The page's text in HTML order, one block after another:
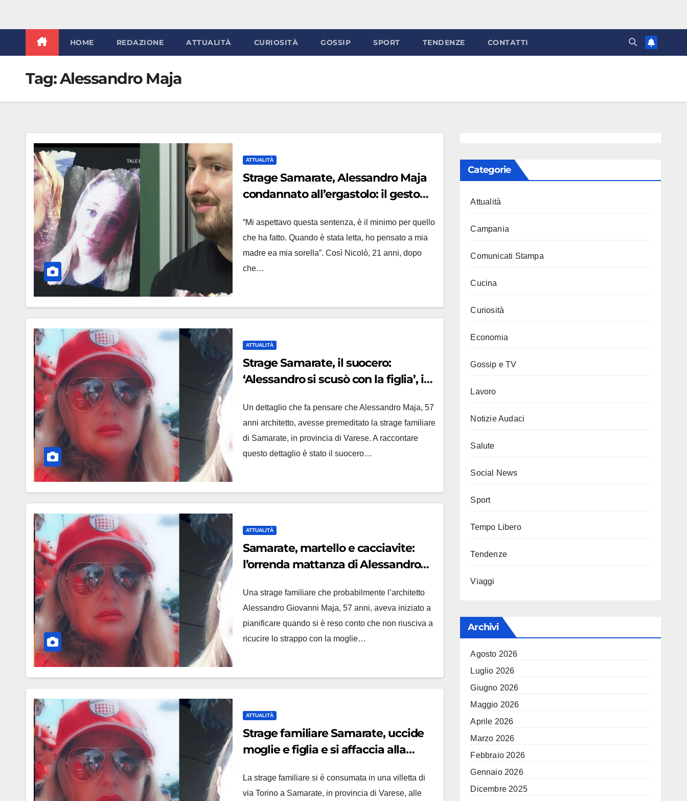
HOME REDAZIONE ATTUALITÀ CURIOSITÀ GOSSIP SPORT TENDENZE CONTATTI
Tag:Alessandro Maja
ATTUALITÀ
Strage Samarate, Alessandro Maja
condannato all’ergastolo: il gesto
“Mi aspettavo questa sentenza, è il minimo per quello
che ha fatto. Quando è stata letta, ho pensato a mia
madre ea mia sorella”. Così Nicolò, 21 anni, dopo
che…
ATTUALITÀ
Strage Samarate, il suocero:
‘Alessandro si scusò con la figlia’, i
Un dettaglio che fa pensare che Alessandro Maja, 57
anni architetto, avesse premeditato la strage familiare
di Samarate, in provincia di Varese. A raccontare
questo dettaglio è stato il suocero…
ATTUALITÀ
Samarate, martello e cacciavite:
l’orrenda mattanza di Alessandro
Una strage familiare che probabilmente l’architetto
Alessandro Giovanni Maja, 57 anni, aveva iniziato a
pianificare quando si è reso conto che non riusciva a
ricucire lo strappo con la moglie…
ATTUALITÀ
Strage familiare Samarate, uccide
moglie e figlia e si affaccia alla
figlio
La strage familiare si è consumata in una villetta di
via Torino a Samarate, in provincia di Varese, alle
Categorie
Attualità
Campania
Comunicati Stampa
Cucina
Curiosità
Economia
Gossip e TV
Lavoro
Notizie Audaci
Salute
Social News
Sport
Tempo Libero
Tendenze
Viaggi
Archivi
Agosto 2026
Luglio 2026
Giugno 2026
Maggio 2026
Aprile 2026
Marzo 2026
Febbraio 2026
Gennaio 2026
Dicembre 2025